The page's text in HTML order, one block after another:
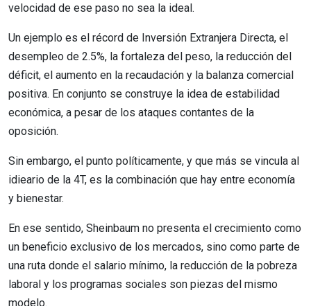
velocidad de ese paso no sea la ideal.
Un ejemplo es el récord de Inversión Extranjera Directa, el
desempleo de 2.5%, la fortaleza del peso, la reducción del
déficit, el aumento en la recaudación y la balanza comercial
positiva. En conjunto se construye la idea de estabilidad
económica, a pesar de los ataques contantes de la
oposición.
Sin embargo, el punto políticamente, y que más se vincula al
idieario de la 4T, es la combinación que hay entre economía
y bienestar.
En ese sentido, Sheinbaum no presenta el crecimiento como
un beneficio exclusivo de los mercados, sino como parte de
una ruta donde el salario mínimo, la reducción de la pobreza
laboral y los programas sociales son piezas del mismo
modelo.